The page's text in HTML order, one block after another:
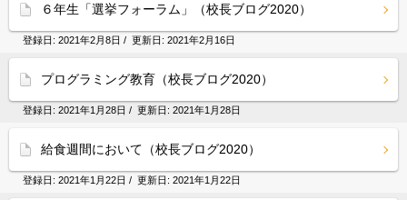
６年生「選挙フォーラム」（校長ブログ2020）
登録日: 2021年2月8日 / 更新日: 2021年2月16日
プログラミング教育（校長ブログ2020）
登録日: 2021年1月28日 / 更新日: 2021年1月28日
給食週間において（校長ブログ2020）
登録日: 2021年1月22日 / 更新日: 2021年1月22日